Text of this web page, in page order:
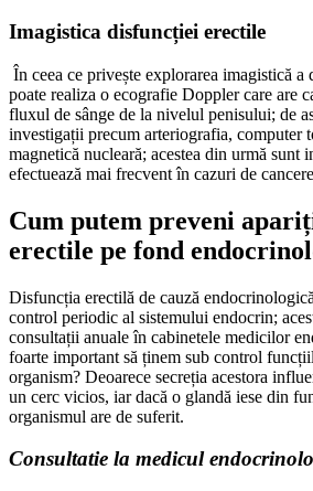
Imagistica disfuncției erectile
În ceea ce privește explorarea imagistică a
poate realiza o ecografie Doppler care are
fluxul de sânge de la nivelul penisului; de
investigații precum arteriografia, computer
magnetică nucleară; acestea din urmă sunt
efectuează mai frecvent în cazuri de
Cum putem preveni
erectile pe fond
Disfuncția erectilă de cauză
control periodic al sistemului endocrin;
consultații anuale în cabinetele medicilor
foarte important să ținem sub control
organism? Deoarece secreția acestora
un cerc vicios, iar dacă o glandă iese din
organismul are de suferit.
Consultatie la medicul